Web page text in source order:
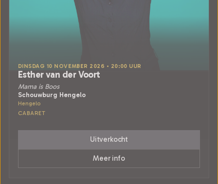
DINSDAG 10 NOVEMBER 2026 • 20:00 UUR
Esther van der Voort
Mama is Boos
Schouwburg Hengelo
Hengelo
CABARET
Uitverkocht
Meer info